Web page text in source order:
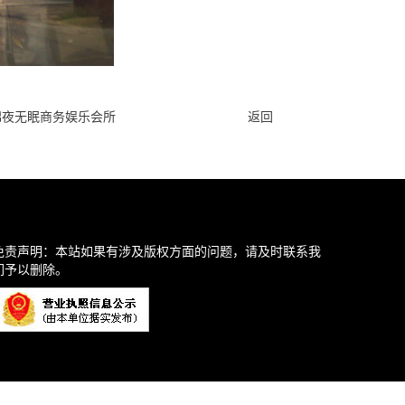
无眠商务娱乐会所 返回
责声明：本站如果有涉及版权方面的问题，请及时联系我
予以删除。